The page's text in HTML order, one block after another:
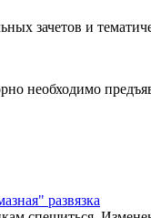
зачетов и
необходимо
развязка